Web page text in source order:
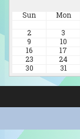
Sun Mon
2
3
9
10
16
17
23
24
30
31